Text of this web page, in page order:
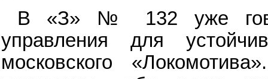
В «З» № 132 уже
управления для
московского